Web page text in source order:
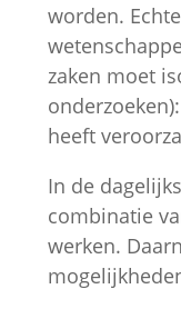
worden.
zaken moet
heeft
In de
combinatie
werken.